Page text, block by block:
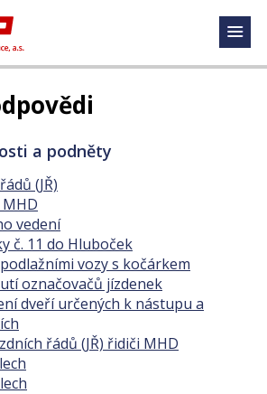
a podněty
(JŘ)
vedení
č. 11 do Hluboček
vozy s kočárkem
označovačů jízdenek
dveří určených k nástupu a
řádů (JŘ) řidiči MHD